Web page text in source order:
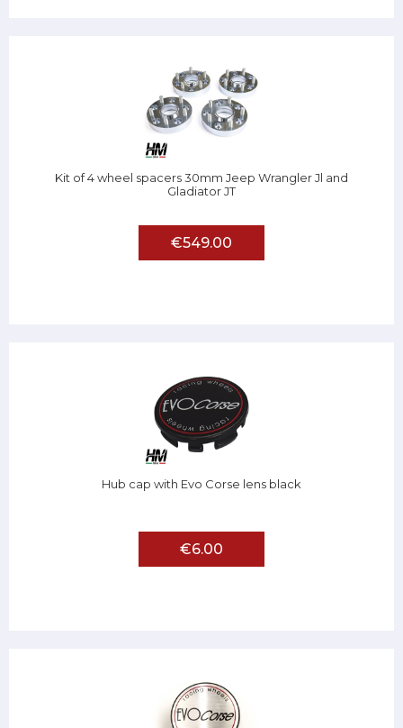
Kit of 4 wheel spacers 30mm Jeep Wrangler Jl and
Gladiator JT
€549.00
Hub cap with Evo Corse lens black
€6.00